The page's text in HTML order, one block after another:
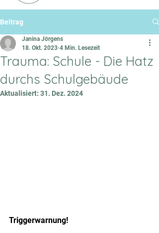
Beitrag
Trauma: Schule - Die Hatz
durchs Schulgebäude
Janina Jörgens
18. Okt. 2023 4 Min. Lesezeit
Aktualisiert: 31. Dez. 2024
Triggerwarnung!